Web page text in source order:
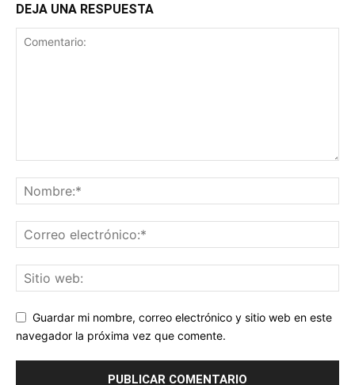
DEJA UNA RESPUESTA
Guardar mi nombre, correo electrónico y sitio web en este
navegador la próxima vez que comente.